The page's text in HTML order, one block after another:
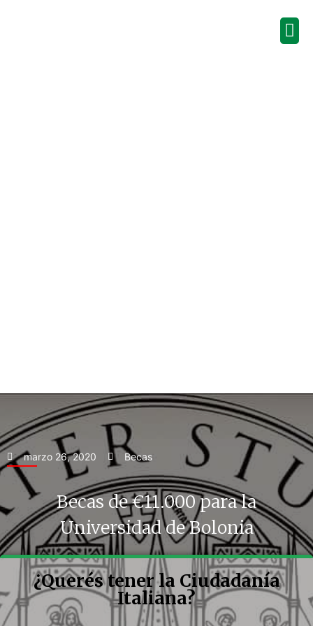
marzo 26, 2020 Becas
Becas de €11.000 para la
Universidad de Bolonia
¿Querés tener la Ciudadanía
Italiana?